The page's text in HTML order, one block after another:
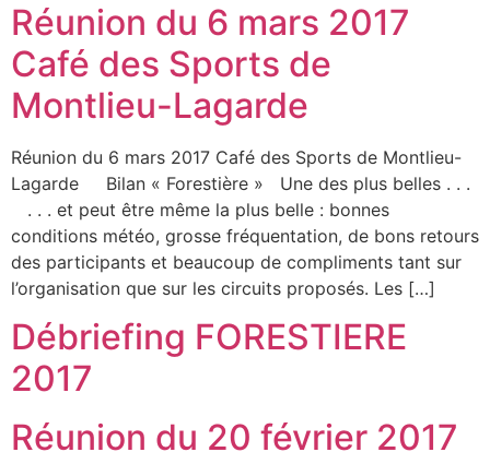
Réunion du 6 mars 2017
Café des Sports de
Montlieu-Lagarde
Réunion du 6 mars 2017 Café des Sports de Montlieu-
Lagarde Bilan « Forestière » Une des plus belles . . .
. . . et peut être même la plus belle : bonnes
conditions météo, grosse fréquentation, de bons retours
des participants et beaucoup de compliments tant sur
l’organisation que sur les circuits proposés. Les […]
Débriefing FORESTIERE
2017
Réunion du 20 février 2017